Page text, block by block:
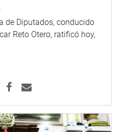
de Diputados, conducido
Reto Otero, ratificó hoy,